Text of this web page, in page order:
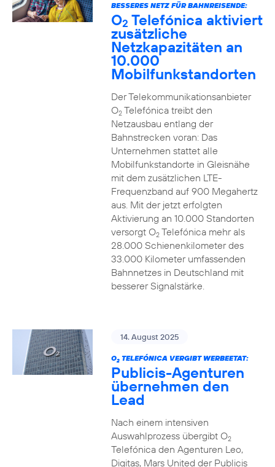
BESSERES NETZ FÜR BAHNREISENDE:
O2 Telefónica aktiviert
zusätzliche
Netzkapazitäten an
10.000
Mobilfunkstandorten
Der Telekommunikationsanbieter
O2Telefónica treibt den
Netzausbau entlang der
Bahnstrecken voran: Das
Unternehmen stattet alle
Mobilfunkstandorte in Gleisnähe
mit dem zusätzlichen LTE-
Frequenzband auf 900 Megahertz
aus. Mit der jetzt erfolgten
Aktivierung an 10.000 Standorten
versorgt O2Telefónica mehr als
28.000 Schienenkilometer des
33.000 Kilometer umfassenden
Bahnnetzes in Deutschland mit
besserer Signalstärke.
14. August 2025
O2TELEFÓNICA VERGIBT WERBEETAT:
Publicis-Agenturen
übernehmen den
Lead
Nach einem intensiven
Auswahlprozess übergibt O2
Telefónica den Agenturen Leo,
Digitas, Mars United der Publicis